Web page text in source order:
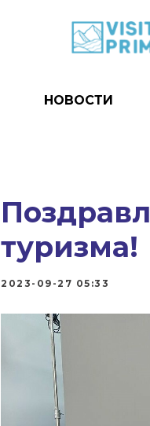
НОВОСТИ
туризма!
2023-09-27 05:33